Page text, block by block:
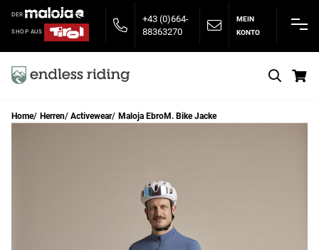
DER
SHOP AUS
+43 (0)664-
88363270
MEIN
KONTO
Home Herren Activewear Maloja EbroM. Bike Jacke